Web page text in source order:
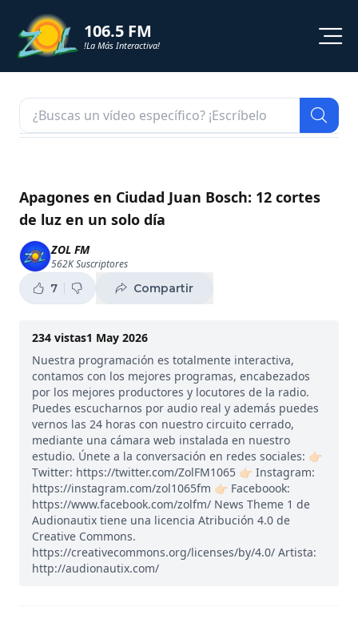
106.5 FM
!La Más Interactiva!
NOTICIAS
SHORTS
PODCAST
ZOL TV
Apagones en Ciudad Juan Bosch: 12 cortes
de luz en un solo día
ZOL FM
562KSuscriptores
7 Compartir
234 vistas1 May 2026
Nuestra programación es totalmente interactiva,
contamos con los mejores programas, encabezados
por los mejores productores y locutores de la radio.
Puedes escucharnos por audio real y además puedes
vernos las 24 horas con nuestro circuito cerrado,
mediante una cámara web instalada en nuestro
estudio. Únete a la conversación en redes sociales: 👉🏻
Twitter: https://twitter.com/ZolFM1065 👉🏻 Instagram:
https://instagram.com/zol1065fm 👉🏻 Faceboook:
https://www.facebook.com/zolfm/ News Theme 1 de
Audionautix tiene una licencia Atribución 4.0 de
Creative Commons.
https://creativecommons.org/licenses/by/4.0/ Artista:
http://audionautix.com/